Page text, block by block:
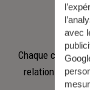
Chaque
relation fondée
avec